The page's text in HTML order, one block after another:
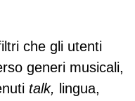
che gli utenti
generi musicali,
talk, lingua,